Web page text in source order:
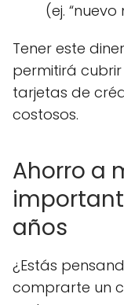
(ej.
Tener este
permitirá
tarjetas de
costosos.
Ahorro a
años
¿Estás
comprarte un